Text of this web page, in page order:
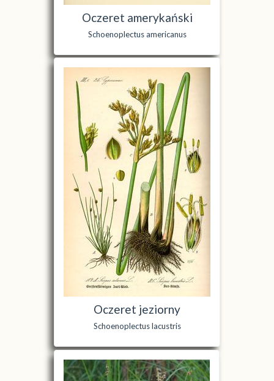
Oczeret amerykański
Schoenoplectus americanus
Oczeret jeziorny
Schoenoplectus lacustris